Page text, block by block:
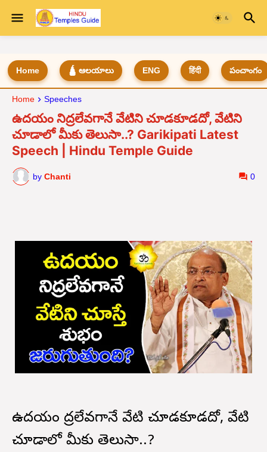
Home 🛕 ఆలయాలు ENG हिंदी పంచాంగం
Home Speeches
ఉద‌యం నిద్ర‌లేవ‌గానే వేటిని చూడ‌కూడదో, వేటిని
చూడాలో మీకు తెలుసా..? Garikipati Latest
Speech | Hindu Temple Guide
by Chanti 0
ఉద‌యం నిద్ర‌లేవ‌గానే వేటిని చూడ‌కూడదో, వేటిని
చూడాలో మీకు తెలుసా..?